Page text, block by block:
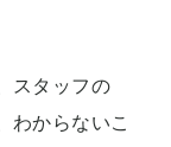
スタッフの
わからないこ